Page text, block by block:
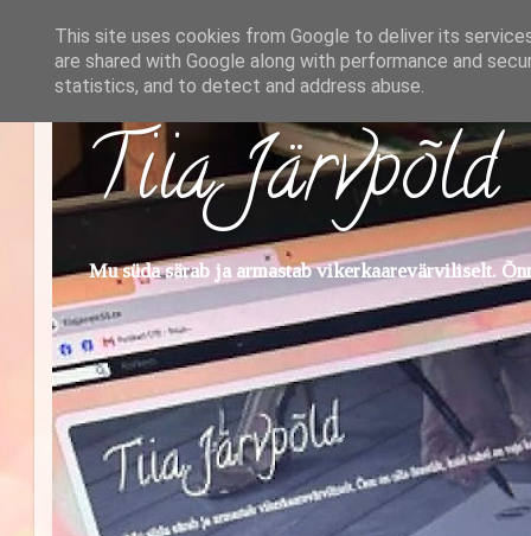
Tiia Järvpõld
Mu süda särab ja armastab vikerkaarevärviliselt.
This site uses cookies from Google to deliver its
are shared with Google along with performance and
statistics, and to detect and address abuse.